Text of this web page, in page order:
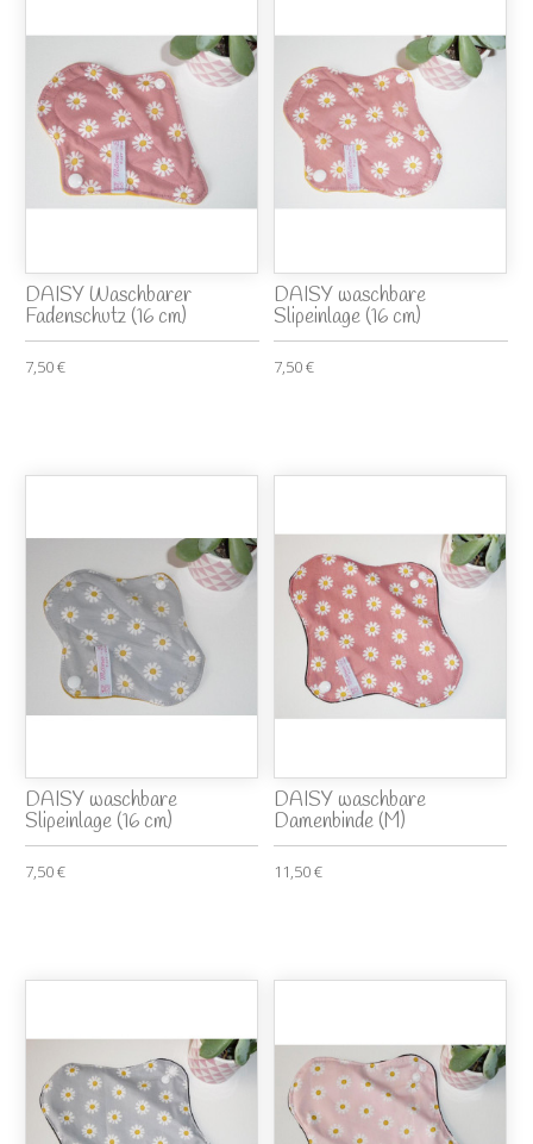
DAISY Waschbarer
Fadenschutz (16 cm)
7,50 €
DAISY waschbare
Slipeinlage (16 cm)
7,50 €
DAISY waschbare
Slipeinlage (16 cm)
7,50 €
DAISY waschbare
Damenbinde (M)
11,50 €